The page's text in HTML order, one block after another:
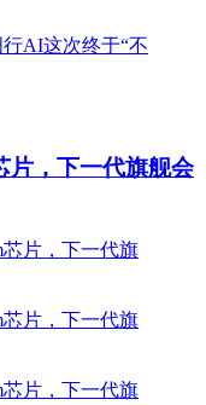
片，下一代旗舰会